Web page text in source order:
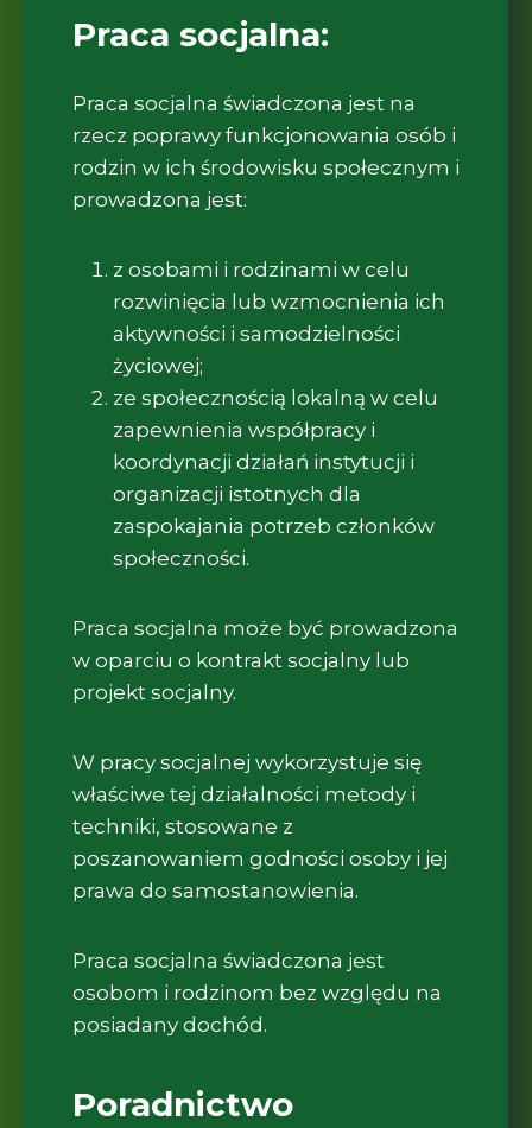
Praca socjalna:
Praca socjalna świadczona jest na
rzecz poprawy funkcjonowania osób i
rodzin w ich środowisku społecznym i
prowadzona jest:
z osobami i rodzinami w celu
rozwinięcia lub wzmocnienia ich
aktywności i samodzielności
życiowej;
ze społecznością lokalną w celu
zapewnienia współpracy i
koordynacji działań instytucji i
organizacji istotnych dla
zaspokajania potrzeb członków
społeczności.
Praca socjalna może być prowadzona
w oparciu o kontrakt socjalny lub
projekt socjalny.
W pracy socjalnej wykorzystuje się
właściwe tej działalności metody i
techniki, stosowane z
poszanowaniem godności osoby i jej
prawa do samostanowienia.
Praca socjalna świadczona jest
osobom i rodzinom bez względu na
posiadany dochód.
Poradnictwo